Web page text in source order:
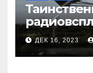
ДЕК 16, 2023